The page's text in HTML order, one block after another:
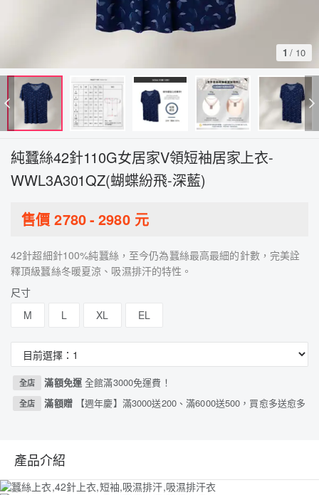
1 / 10
純蠶絲42針110G女居家V領短袖居家上衣-
WWL3A301QZ(蝴蝶紛飛-深藍)
售價2780- 2980元
42針超細針100%純蠶絲，至今仍為蠶絲最高最細的針數，完美詮
釋頂級蠶絲冬暖夏涼、吸濕排汗的特性。
尺寸
M
L XL EL
全店 滿額免運全館滿3000免運費！
全店 滿額贈 【週年慶】滿3000送200、滿6000送500，買愈多送愈多
產品介紹